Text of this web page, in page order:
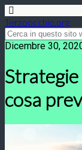
Terzoocchio.org
Dicembre 30,
cosa